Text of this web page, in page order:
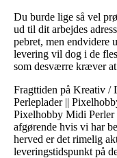
Du burde lige så vel
ud til dit arbejdes
pebret, men
levering vil dog i de
som desværre kræver
Fragttiden på Kreativ /
Perleplader ||
Pixelhobby Midi Perler
afgørende hvis vi har
herved er det rimelig
leveringstidspunkt på